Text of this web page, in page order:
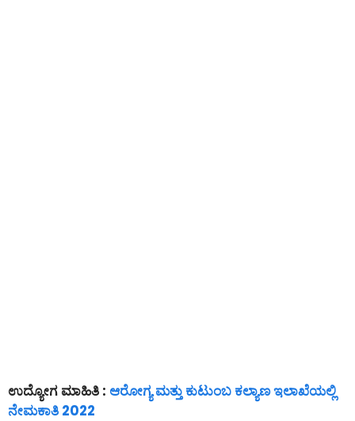
ಉದ್ಯೋಗ ಮಾಹಿತಿ : ಆರೋಗ್ಯ ಮತ್ತು ಕುಟುಂಬ ಕಲ್ಯಾಣ ಇಲಾಖೆಯಲ್ಲಿ
ನೇಮಕಾತಿ 2022